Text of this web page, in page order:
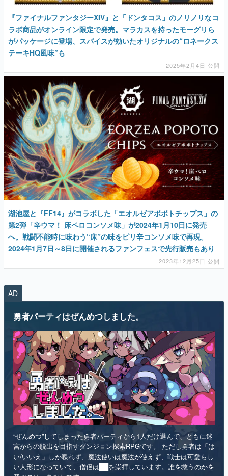
がパッケージに登場、スパイスが効いたオリジナルの“ロネークス
テーキHQ風味”も
2025年2月4日 公開
湖池屋と『FF14』がコラボした「エオルゼアポポトチップス」の
第2弾「辛ウマ！ 床ペロコンソメ味」が2024年1月10日に発売
へ。戦闘不能時に味わう“床”の味をピリ辛コンソメ味で再現。
2024年1月7日～8日に開催されるファンフェスで先行販売もあり
2023年12月25日 公開
“ぜんめつ”してしまった勇者パーティから1人だけ選んで、ともに迷
宮からの脱出を目指すダンジョン探索RPGです。 ただし勇者は「は
い/いいえ」しか喋れず、魔法使いは魔法が使えず、戦士は可愛らし
い人形になっていて、僧侶は██を崇拝しています。誰を救うのかを
選ぶのは、あなたです。
インディー RPG